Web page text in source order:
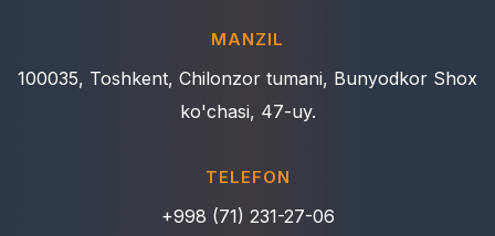
MANZIL
100035, Toshkent, Chilonzor tumani, Bunyodkor Shox
ko'chasi, 47-uy.
TELEFON
+998 (71) 231-27-06